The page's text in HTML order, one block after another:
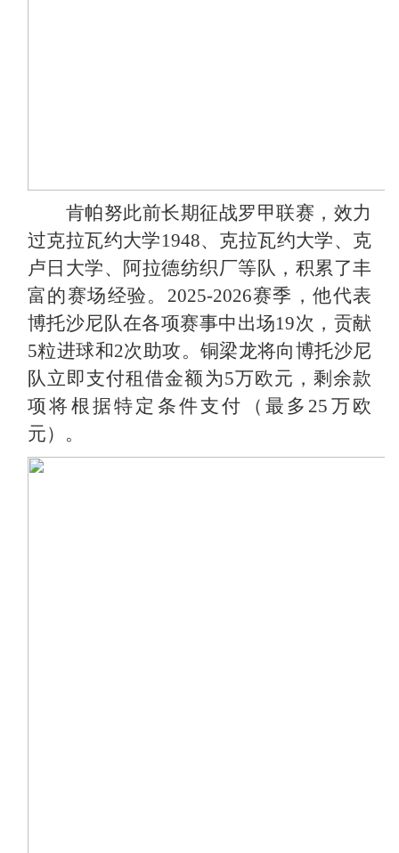
肯帕努此前长期征战罗甲联赛，效力
过克拉瓦约大学1948、克拉瓦约大学、克
卢日大学、阿拉德纺织厂等队，积累了丰
富的赛场经验。2025-2026赛季，他代表
博托沙尼队在各项赛事中出场19次，贡献
5粒进球和2次助攻。铜梁龙将向博托沙尼
队立即支付租借金额为5万欧元，剩余款
项将根据特定条件支付（最多25万欧
元）。